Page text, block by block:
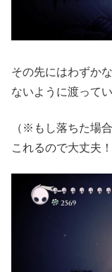
その先にはわずか
ないように渡って
（※もし落ちた場
これるので大丈夫！